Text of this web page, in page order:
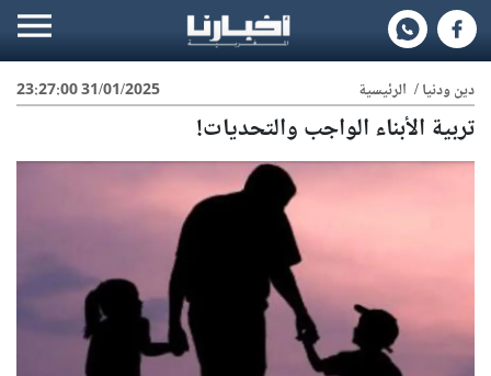
31/01/2025 23:27:00 دين ودنيا/ الرئيسية
تربية الأبناء الواجب والتحديات!